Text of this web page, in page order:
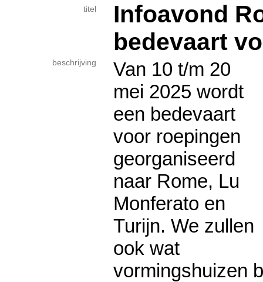
titel
Infoavond
bedevaart
beschrijving
Van 10 t/m 20
mei 2025 wordt
een bedevaart
voor roepingen
georganiseerd
naar Rome, Lu
Monferato en
Turijn. We zullen
ook wat
vormingshuizen